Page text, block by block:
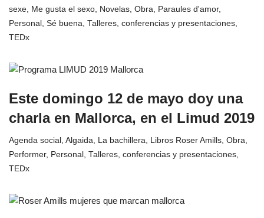
sexe, Me gusta el sexo, Novelas, Obra, Paraules d'amor,
Personal , Sé buena, Talleres, conferencias y presentaciones,
TEDx
Este domingo 12 de mayo doy una
charla en Mallorca, en el Limud 2019
Agenda social , Algaida, La bachillera, Libros Roser Amills, Obra,
Performer, Personal , Talleres, conferencias y presentaciones,
TEDx